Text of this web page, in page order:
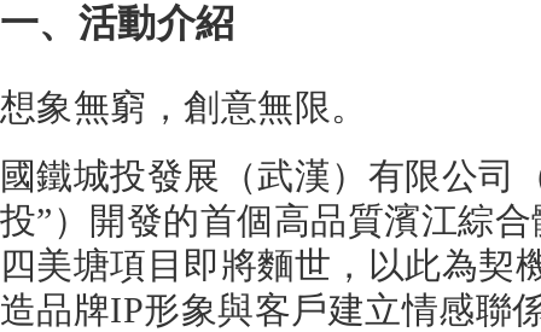
一、活動介紹
想象無窮，創意無限。
國鐵城投發展（武漢）有限公司
投”）開發的首個高品質濱江綜
四美塘項目即將麵世，以此為契
造品牌IP形象與客戶建立情感聯